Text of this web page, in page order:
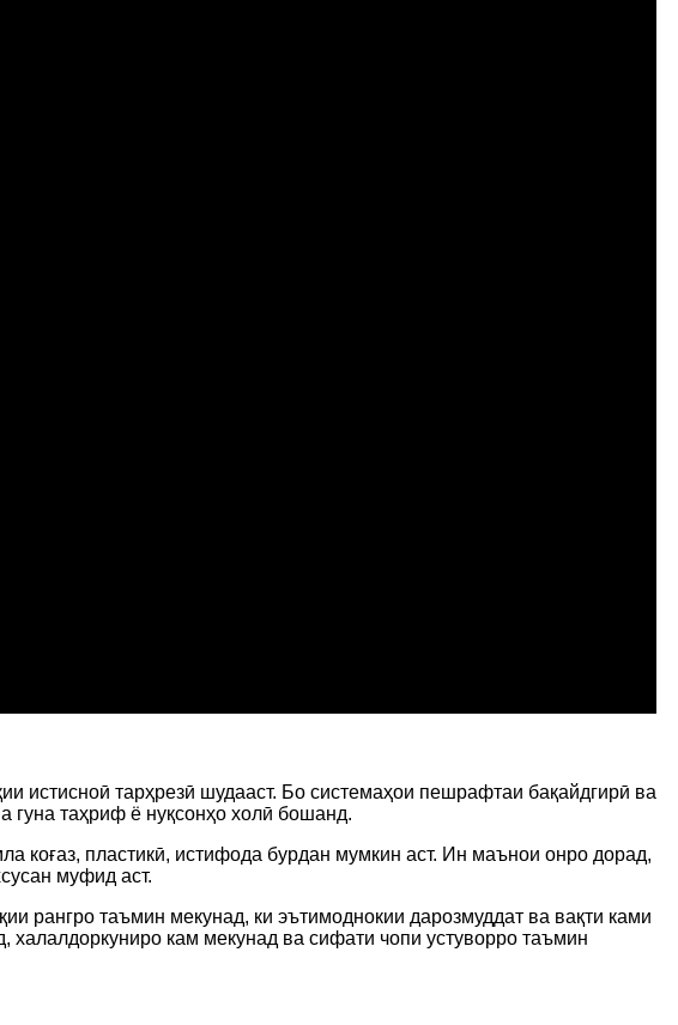
истисноӣ тарҳрезӣ шудааст. Бо системаҳои пешрафтаи бақайдгирӣ ва
гуна таҳриф ё нуқсонҳо холӣ бошанд.
коғаз, пластикӣ, истифода бурдан мумкин аст. Ин маънои онро дорад,
муфид аст.
рангро таъмин мекунад, ки эътимоднокии дарозмуддат ва вақти ками
кам мекунад ва сифати чопи устуворро таъмин